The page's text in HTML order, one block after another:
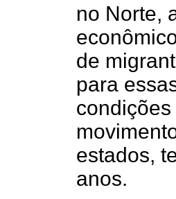
no Norte,
de
para
estados,
anos.